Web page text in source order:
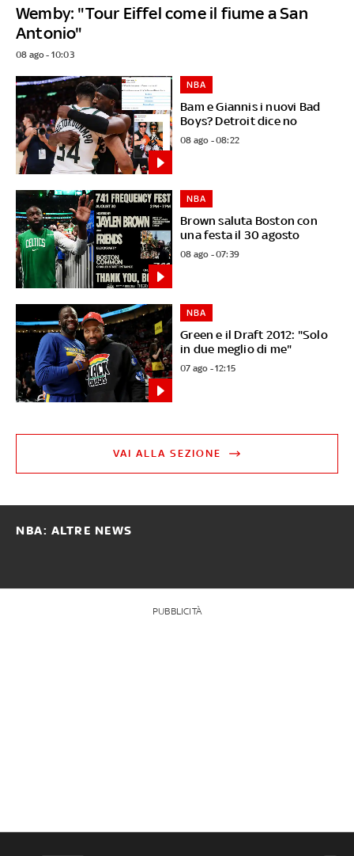
Wemby: "Tour Eiffel come il fiume a San
Antonio"
08 ago - 10:03
Bam e Giannis i nuovi Bad
Boys? Detroit dice no
NBA
08 ago - 08:22
Brown saluta Boston con
una festa il 30 agosto
NBA
08 ago - 07:39
Green e il Draft 2012: "Solo
in due meglio di me"
NBA
07 ago - 12:15
VAI ALLA SEZIONE
NBA: ALTRE NEWS
PUBBLICITÀ